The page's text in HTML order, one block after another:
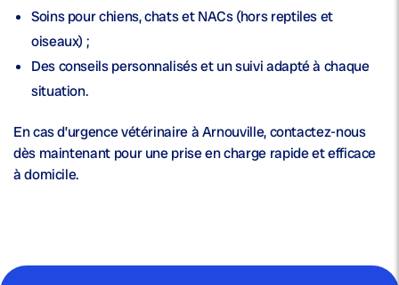
Soins pour chiens, chats et NACs(hors reptiles et
oiseaux) ;
Desconseils personnaliséset un suivi adapté à chaque
situation.
En cas d’urgence vétérinaire à Arnouville, contactez-nous
dès maintenant pour une prise en charge rapide et efficace
à domicile.